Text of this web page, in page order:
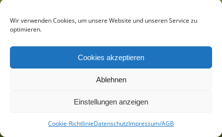
Wir verwenden Cookies, um unsere Website und unseren Service zu
optimieren.
Cookies akzeptieren
Ablehnen
Einstellungen anzeigen
Cookie-RichtlinieDatenschutzImpressum/AGB
Haus Schön­blick am Ho­hen­bo­gen
Da­ten­schutz Coo­kie-Richt­li­nie (EU)